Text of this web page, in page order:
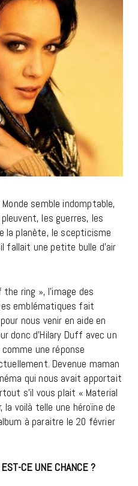
semble indomptable,
les guerres, les
la planète, le scepticisme
fallait une petite bulle d’air
ring », l’image des
emblématiques fait
nous venir en aide en
donc d’Hilary Duff avec un
une réponse
Devenue maman
qui nous avait apportait
s’il vous plait « Material
la voilà telle une héroïne de
à paraitre le 20 février
CE UNE CHANCE ?